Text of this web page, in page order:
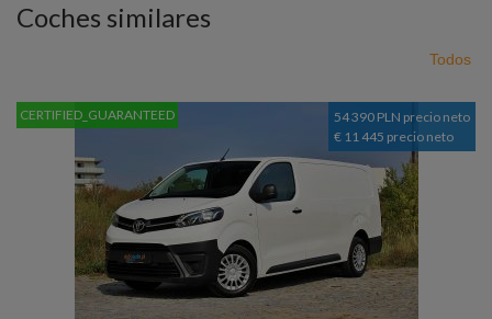
Coches similares
Todos
54 390 PLN precio neto
€ 11 445 precio neto
CERTIFIED_GUARANTEED